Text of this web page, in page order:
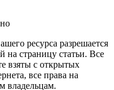
ресурса разрешается
на страницу статьи. Все
взяты с открытых
все права на
владельцам.